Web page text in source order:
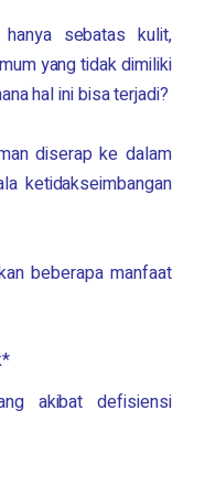
sebatas kulit,
yang tidak dimiliki
hal ini bisa terjadi?
diserap ke dalam
ketidakseimbangan
beberapa manfaat
akibat defisiensi